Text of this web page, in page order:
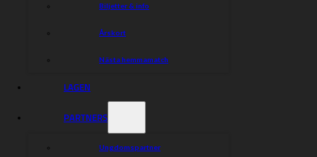
Biljetter & info
Årskort
Nästa hemmamatch
LAGEN
PARTNERS
Ungdomspartner